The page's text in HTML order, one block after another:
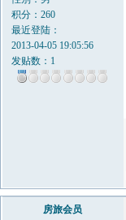
积分：260
最近登陆：
2013-04-05 19:05:56
发贴数：1
房旅会员